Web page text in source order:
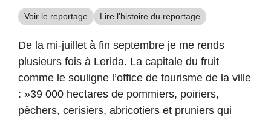
Voir le reportage Lire l’histoire du reportage
De la mi-juillet à fin septembre je me rends
plusieurs fois à Lerida. La capitale du fruit
comme le souligne l’office de tourisme de la ville
: »39 000 hectares de pommiers, poiriers,
pêchers, cerisiers, abricotiers et pruniers qui